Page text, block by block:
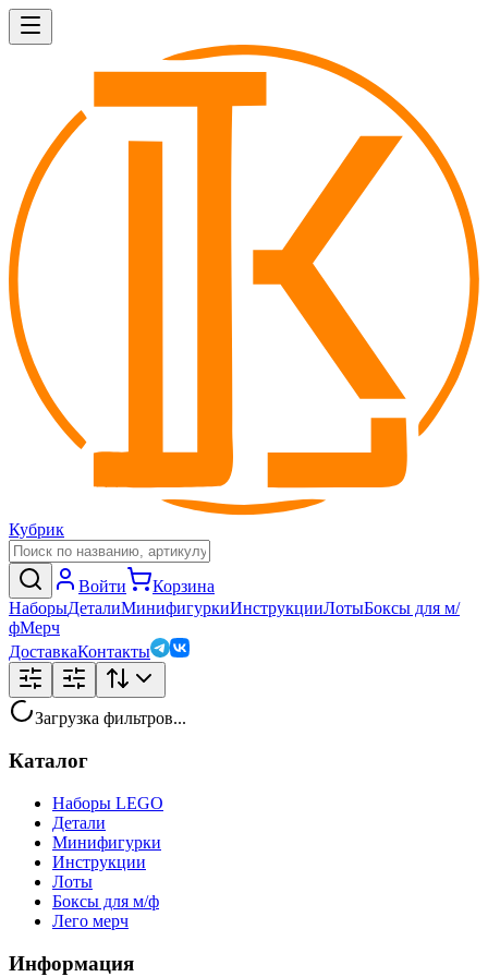
Кубрик
Войти
Корзина
НаборыДеталиМинифигуркиИнструкцииЛотыБоксы для м/
фМерч
ДоставкаКонтакты
Загрузка фильтров...
Каталог
Наборы LEGO
Детали
Минифигурки
Инструкции
Лоты
Боксы для м/ф
Лего мерч
Информация